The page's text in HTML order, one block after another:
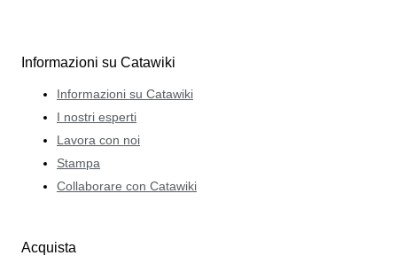
Informazioni su Catawiki
Informazioni su Catawiki
I nostri esperti
Lavora con noi
Stampa
Collaborare con Catawiki
Acquista